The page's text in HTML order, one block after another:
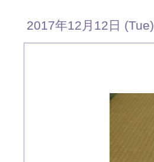
2017年12月12日 (Tue)